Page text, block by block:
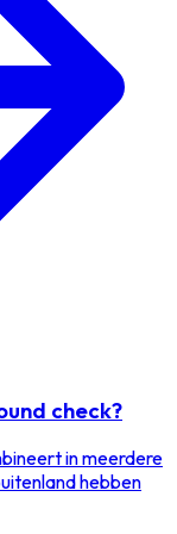
check?
in meerdere
hebben